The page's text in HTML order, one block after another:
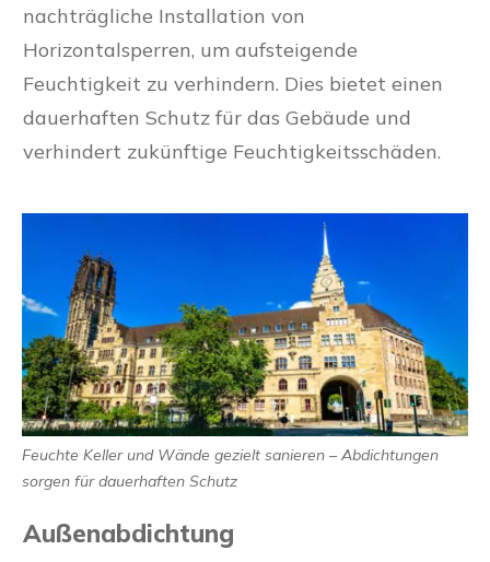
nachträgliche Installation von
Horizontalsperren, um aufsteigende
Feuchtigkeit zu verhindern. Dies bietet einen
dauerhaften Schutz für das Gebäude und
verhindert zukünftige Feuchtigkeitsschäden.
Feuchte Keller und Wände gezielt sanieren – Abdichtungen
sorgen für dauerhaften Schutz
Außenabdichtung